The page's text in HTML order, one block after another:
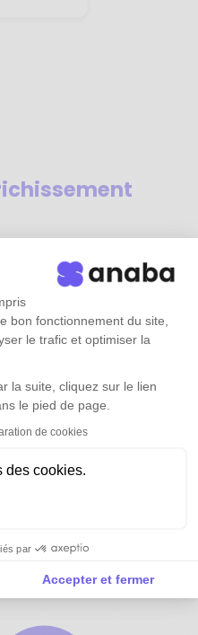
bon fonctionnement du site,
le trafic et optimiser la
la suite, cliquez sur le lien
le pied de page.
de cookies
des cookies.
par
Accepter et fermer
:
partout